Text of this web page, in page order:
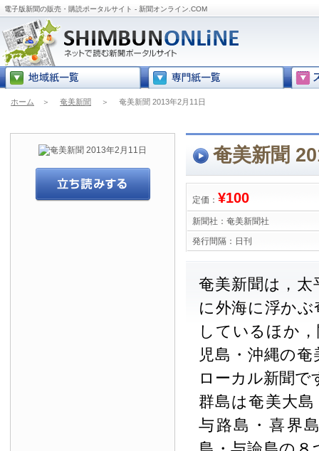
電子版新聞の販売・購読ポータルサイト - 新聞オンライン.COM
ホーム ＞ 奄美新聞 ＞ 奄美新聞 2013年2月11日
奄美新聞
定価： ¥100
新聞社： 奄美新聞社
発行間隔： 日刊
奄美新聞は，
に外海に浮か
しているほか
児島・沖縄の
ローカル新聞で
群島は奄美大
与路島・喜界